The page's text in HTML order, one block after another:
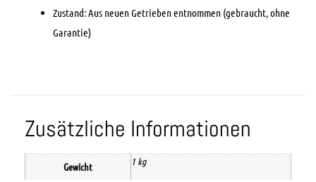
Zustand: Aus neuen Getrieben entnommen (gebraucht, ohne
Garantie)
Zusätzliche Informationen
Gewicht 1 kg